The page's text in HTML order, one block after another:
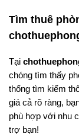
Tìm thuê
Tại
chóng tìm thấy
thống tìm kiếm
giá cả rõ ràng,
phù hợp với nhu
trợ bạn!